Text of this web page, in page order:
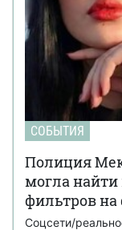
СОБЫТИЯ
Полиция
могла
фильтров на
Соцсети/